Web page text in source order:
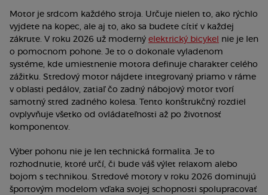
Motor je srdcom každého stroja. Určuje nielen to, ako rýchlo
vyjdete na kopec, ale aj to, ako sa budete cítiť v každej
zákrute. V roku 2026 už moderný elektrický bicykel
nie je len
o pomocnom pohone. Je to o dokonale vyladenom
systéme, kde umiestnenie motora definuje charakter celého
zážitku. Stredový motor nájdete integrovaný priamo v ráme
v oblasti pedálov, zatiaľ čo zadný nábojový motor tvorí
samotný stred zadného kolesa. Tento konštrukčný rozdiel
ovplyvňuje všetko od ovládateľnosti až po životnosť
komponentov.
Výber pohonu nie je len technická formalita. Je to
rozhodnutie, ktoré určí, či bude váš výlet relaxom alebo
bojom s technikou. Stredové motory v roku 2026 dominujú
športovým modelom vďaka svojej schopnosti spolupracovať